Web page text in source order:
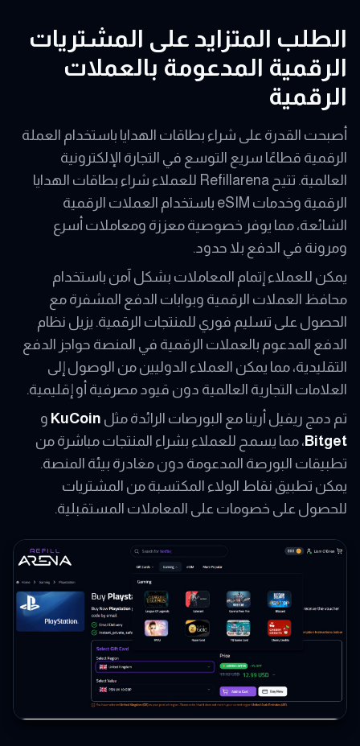
الطلب المتزايد على المشتريات
الرقمية المدعومة بالعملات
الرقمية
أصبحت القدرة على شراء بطاقات الهدايا باستخدام العملة
الرقمية قطاعًا سريع التوسع في التجارة الإلكترونية
العالمية. تتيح Refillarena للعملاء شراء بطاقات الهدايا
الرقمية وخدمات eSIM باستخدام العملات الرقمية
الشائعة، مما يوفر خصوصية معززة ومعاملات أسرع
ومرونة في الدفع بلا حدود.
يمكن للعملاء إتمام المعاملات بشكل آمن باستخدام
محافظ العملات الرقمية وبوابات الدفع المشفرة مع
الحصول على تسليم فوري للمنتجات الرقمية. يزيل نظام
الدفع المدعوم بالعملات الرقمية في المنصة حواجز الدفع
التقليدية، مما يمكن العملاء الدوليين من الوصول إلى
العلامات التجارية العالمية دون قيود مصرفية أو إقليمية.
تم دمج ريفيل أرينا مع البورصات الرائدة مثل KuCoin و
Bitget ، مما يسمح للعملاء بشراء المنتجات مباشرة من
تطبيقات البورصة المدعومة دون مغادرة بيئة المنصة.
يمكن تطبيق نقاط الولاء المكتسبة من المشتريات
للحصول على خصومات على المعاملات المستقبلية.